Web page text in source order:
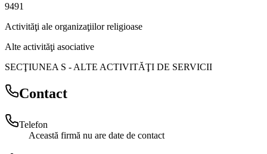
9491
Activităţi ale organizaţiilor religioase
Alte activităţi asociative
SECŢIUNEA S - ALTE ACTIVITĂŢI DE SERVICII
Contact
Telefon
Această firmă nu are date de contact